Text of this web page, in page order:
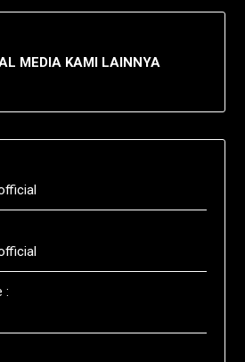
MEDIA KAMI LAINNYA
: